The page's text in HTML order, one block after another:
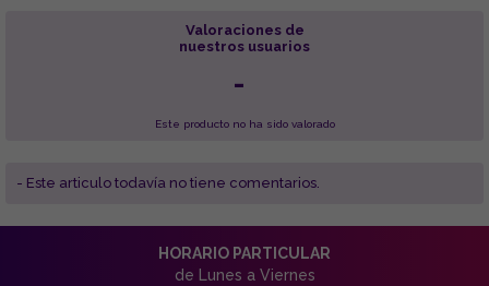
Valoraciones de
nuestros usuarios
-
Este producto no ha sido valorado
- Este articulo todavía no tiene comentarios.
HORARIO PARTICULAR
de Lunes a Viernes